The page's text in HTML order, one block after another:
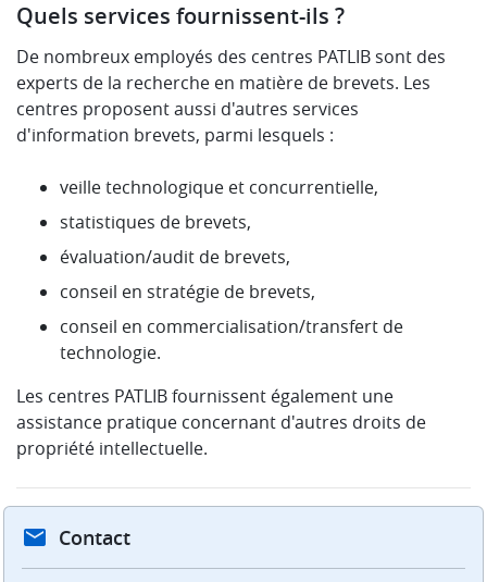
Quels services fournissent-ils ?
De nombreux employés des centres PATLIB sont des
experts de la recherche en matière de brevets. Les
centres proposent aussi d'autres services
d'information brevets, parmi lesquels :
veille technologique et concurrentielle,
statistiques de brevets,
évaluation/audit de brevets,
conseil en stratégie de brevets,
conseil en commercialisation/transfert de
technologie.
Les centres PATLIB fournissent également une
assistance pratique concernant d'autres droits de
propriété intellectuelle.
Contact